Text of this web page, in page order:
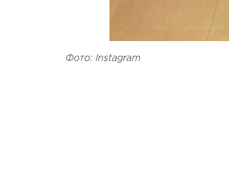
Фото: Instagram